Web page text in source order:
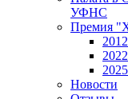
УФНС
Премия
Новости